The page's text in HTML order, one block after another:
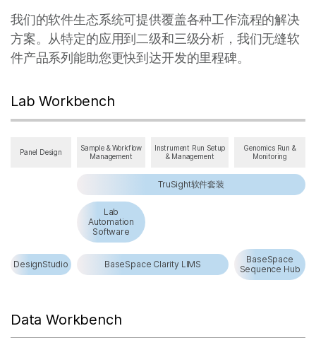
我们的软件生态系统可提供覆盖各种工作流程的解决
方案。从特定的应用到二级和三级分析，我们无缝软
件产品系列能助您更快到达开发的里程碑。
Lab Workbench
Panel Design
Sample & Workflow
Management
Instrument Run Setup
& Management
Genomics Run &
Monitoring
TruSight软件套装
Lab
Automation
Software
DesignStudio BaseSpace Clarity LIMS
BaseSpace
Sequence Hub
Data Workbench